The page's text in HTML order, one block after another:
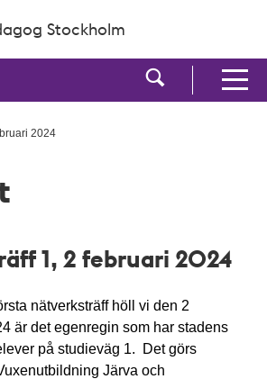
Stockholm
Visa
Visa
2024
1, 2 februari 2024
nätverksträff höll vi den 2
är det egenregin som har stadens
på studieväg 1. Det görs
Järva och